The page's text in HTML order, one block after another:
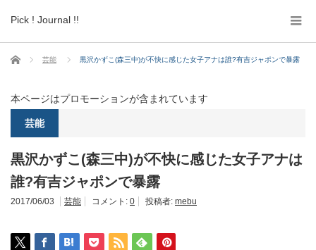
Pick ! Journal !!
ホーム 芸能 黒沢かずこ(森三中)が不快に感じた女子アナは誰?有吉ジャポンで暴露
本ページはプロモーションが含まれています
芸能
黒沢かずこ(森三中)が不快に感じた女子アナは
誰?有吉ジャポンで暴露
2017/06/03 芸能 コメント: 0 投稿者: mebu